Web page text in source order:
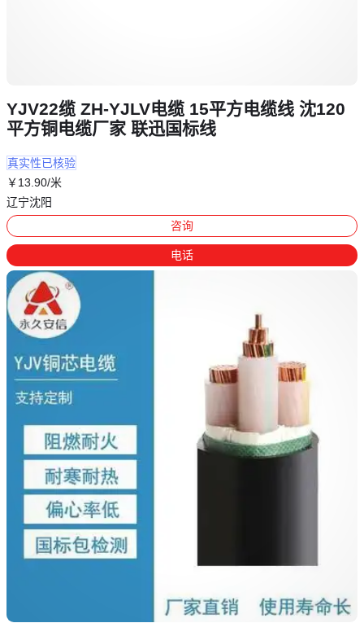
YJV22缆 ZH-YJLV电缆 15平方电缆线 沈120
平方铜电缆厂家 联迅国标线
真实性已核验
￥ 13 .90/米
辽宁沈阳
咨询
电话